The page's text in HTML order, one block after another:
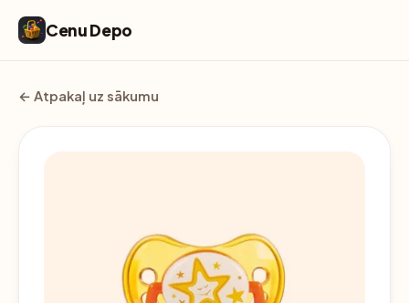
Cenu Depo
← Atpakaļ uz sākumu